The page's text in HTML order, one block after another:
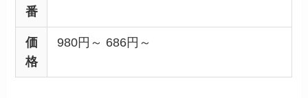
番
価
格
980円～ 686円～